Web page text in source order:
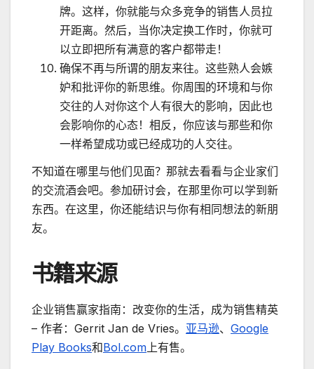
牌。这样，你就能与众多竞争的销售人员拉
开距离。然后，当你决定换工作时，你就可
以立即把所有满意的客户都带走！
确保不再与所谓的朋友来往。这些熟人会嫉
妒和批评你的新思维。你周围的环境和与你
交往的人对你这个人有很大的影响，因此也
会影响你的心态！相反，你应该与那些和你
一样希望成功或已经成功的人交往。
不知道在哪里与他们见面？那就去看看与企业家们
的交流酒会吧。参加研讨会，在那里你可以学到新
东西。在这里，你还能结识与你有相同想法的新朋
友。
书籍来源
企业销售赢家指南：改变你的生活，成为销售精英
– 作者：Gerrit Jan de Vries。 亚马逊、 Google
Play Books和Bol.com上有售。